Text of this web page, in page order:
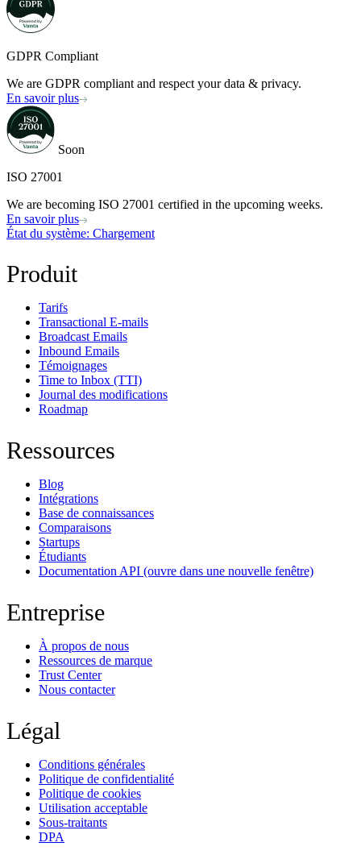
GDPR Compliant
We are GDPR compliant and respect your data & privacy.
En savoir plus
Soon
ISO 27001
We are becoming ISO 27001 certified in the upcoming weeks.
En savoir plus
État du système: Chargement
Produit
Tarifs
Transactional E-mails
Broadcast Emails
Inbound Emails
Témoignages
Time to Inbox (TTI)
Journal des modifications
Roadmap
Ressources
Blog
Intégrations
Base de connaissances
Comparaisons
Startups
Étudiants
Documentation API (ouvre dans une nouvelle fenêtre)
Entreprise
À propos de nous
Ressources de marque
Trust Center
Nous contacter
Légal
Conditions générales
Politique de confidentialité
Politique de cookies
Utilisation acceptable
Sous-traitants
DPA